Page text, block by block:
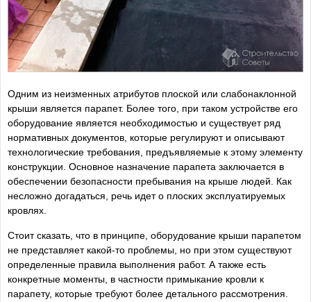
Одним из неизменных атрибутов плоской или слабонаклонной
крыши является парапет. Более того, при таком устройстве его
оборудование является необходимостью и существует ряд
нормативных документов, которые регулируют и описывают
технологические требования, предъявляемые к этому элементу
конструкции. Основное назначение парапета заключается в
обеспечении безопасности пребывания на крыше людей. Как
несложно догадаться, речь идет о плоских эксплуатируемых
кровлях.
Стоит сказать, что в принципе, оборудование крыши парапетом
не представляет какой-то проблемы, но при этом существуют
определенные правила выполнения работ. А также есть
конкретные моменты, в частности примыкание кровли к
парапету, которые требуют более детального рассмотрения.